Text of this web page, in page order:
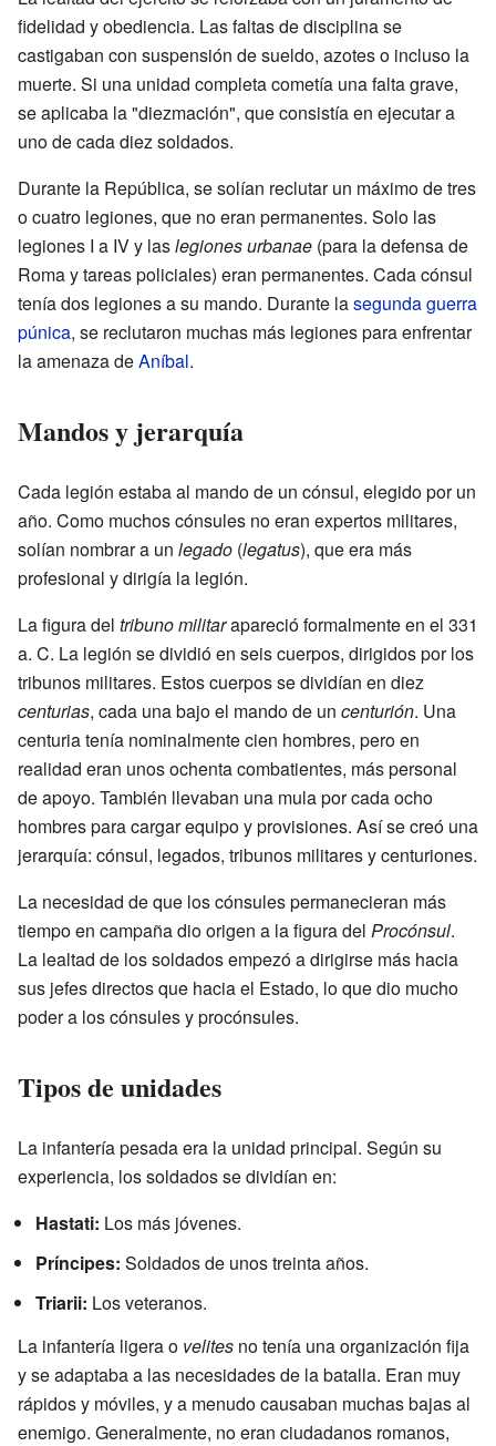
fidelidad y obediencia. Las faltas de disciplina se
castigaban con suspensión de sueldo, azotes o incluso la
muerte. Si una unidad completa cometía una falta grave,
se aplicaba la "diezmación", que consistía en ejecutar a
uno de cada diez soldados.
Durante la República, se solían reclutar un máximo de tres
o cuatro legiones, que no eran permanentes. Solo las
legiones I a IV y laslegiones urbanae (para la defensa de
Roma y tareas policiales) eran permanentes. Cada cónsul
tenía dos legiones a su mando. Durante lasegunda guerra
púnica, se reclutaron muchas más legiones para enfrentar
la amenaza deAníbal.
Mandos y jerarquía
Cada legión estaba al mando de un cónsul, elegido por un
año. Como muchos cónsules no eran expertos militares,
solían nombrar a un legado (legatus), que era más
profesional y dirigía la legión.
La figura del tribuno militarapareció formalmente en el 331
a. C. La legión se dividió en seis cuerpos, dirigidos por los
tribunos militares. Estos cuerpos se dividían en diez
centurias, cada una bajo el mando de un centurión. Una
centuria tenía nominalmente cien hombres, pero en
realidad eran unos ochenta combatientes, más personal
de apoyo. También llevaban una mula por cada ocho
hombres para cargar equipo y provisiones. Así se creó una
jerarquía: cónsul, legados, tribunos militares y centuriones.
La necesidad de que los cónsules permanecieran más
tiempo en campaña dio origen a la figura del Procónsul.
La lealtad de los soldados empezó a dirigirse más hacia
sus jefes directos que hacia el Estado, lo que dio mucho
poder a los cónsules y procónsules.
Tipos de unidades
La infantería pesada era la unidad principal. Según su
experiencia, los soldados se dividían en:
Hastati: Los más jóvenes.
Príncipes: Soldados de unos treinta años.
Triarii: Los veteranos.
La infantería ligera o velites no tenía una organización fija
y se adaptaba a las necesidades de la batalla. Eran muy
rápidos y móviles, y a menudo causaban muchas bajas al
enemigo. Generalmente, no eran ciudadanos romanos,